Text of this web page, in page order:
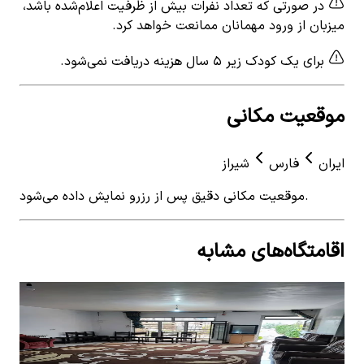
در صورتی که تعداد نفرات بیش از ظرفیت اعلام‌شده باشد،
میزبان از ورود مهمانان ممانعت خواهد کرد.
برای یک کودک زیر ۵ سال هزینه دریافت نمی‌شود.
موقعیت مکانی
ایران فارس
شیراز
موقعیت مکانی دقیق پس از رزرو نمایش داده می‌شود.
اقامتگاه‌های مشابه
View details for اجاره ویلا استخر آب گرم در سیخ دارنگون
-شیراز
اجاره ویلا استخر آب گرم در سیخ دارنگون -شیراز